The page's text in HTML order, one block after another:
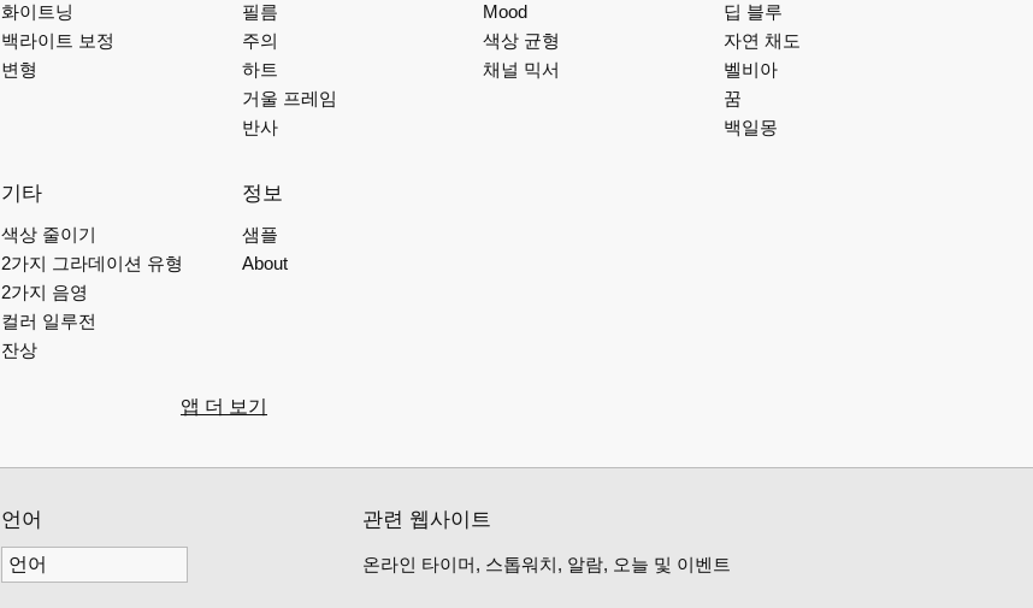
화이트닝
백라이트 보정
변형
필름
주의
하트
거울 프레임
반사
Mood
색상 균형
채널 믹서
딥 블루
자연 채도
벨비아
꿈
백일몽
기타
색상 줄이기
2가지 그라데이션 유형
2가지 음영
컬러 일루전
잔상
정보
샘플
About
앱 더 보기
언어 관련 웹사이트
온라인 타이머, 스톱워치, 알람, 오늘 및 이벤트